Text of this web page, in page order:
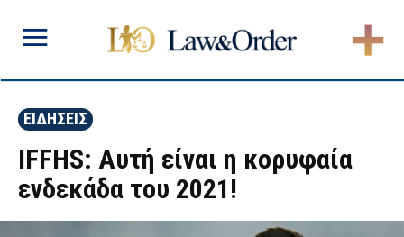
ΕΙΔΗΣΕΙΣ
IFFHS: Αυτή είναι η κορυφαία
ενδεκάδα του 2021!